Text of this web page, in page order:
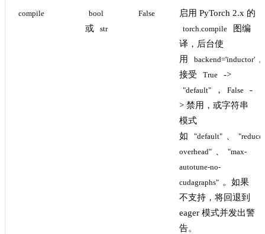
compile bool
或 str
False 启用 PyTorch 2.x 的
torch.compile
图编
译，后台使
用
backend='inductor'
接受
True ->
"default" ， False
-
> 禁用，或字符串
模式
如
"default"
"reduce-
overhead"
"max-
autotune-no-
cudagraphs" 。如果
不支持，将回退到
eager 模式并发出警
告。